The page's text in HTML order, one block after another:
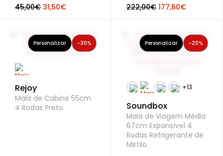
45,00€ 31,50€
222,00€ 177,60€
Personalizar -30%
Rejoy
Mala de Cabine 55cm
4 Rodas Preto
Personalizar -20%
Soundbox
Mala de Viagem Média
67cm Expansível 4
Rodas Refrigerante de
Mirtilo